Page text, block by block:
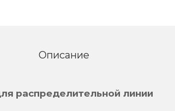
Описание
распределительной линии